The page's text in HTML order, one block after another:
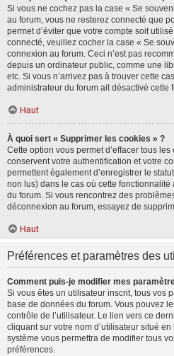
Si vous ne cochez pas la case « Se
au forum, vous ne resterez connecté que
permet d’éviter que votre compte soit
connecté, veuillez cocher la case « Se
connexion au forum. Ceci n’est pas
depuis un ordinateur public, comme une
etc. Si vous n’arrivez pas à trouver cette
administrateur du forum ait désactivé cette
Haut
À quoi sert « Supprimer les cookies » ?
Cette option vous permet d’effacer tous
conservent votre authentification et votre
permettent également d’enregistrer le
non lus) dans le cas où cette
du forum. Si vous rencontrez des
déconnexion au forum, essayez de
Haut
Préférences et paramètres des
Comment puis-je modifier mes
Si vous êtes un utilisateur inscrit, tous vos
base de données du forum. Vous pouvez
contrôle de l’utilisateur. Le lien vers ce
cliquant sur votre nom d’utilisateur situé
système vous permettra de modifier tous
préférences.